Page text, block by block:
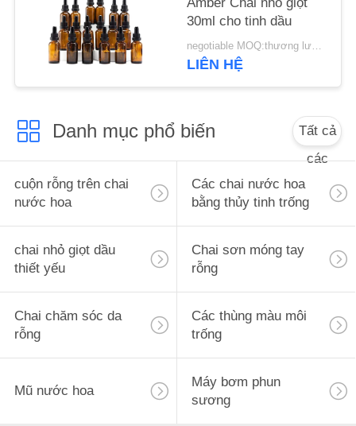
ÁN
YÊU
CẦU
BÁO
GIÁ
SƠ
ĐỒ
TRANG
WEB
PRIVACY
30ml cho tinh dầu
negotiable MOQ:thương lượng
LIÊN HỆ
Danh mục phổ biến
Tất cả
các
cuộn rỗng trên chai
nước hoa
Các chai nước hoa
bằng thủy tinh trống
chai nhỏ giọt dầu
thiết yếu
Chai sơn móng tay
rỗng
Chai chăm sóc da
rỗng
Các thùng màu môi
trống
Mũ nước hoa
Máy bơm phun
sương